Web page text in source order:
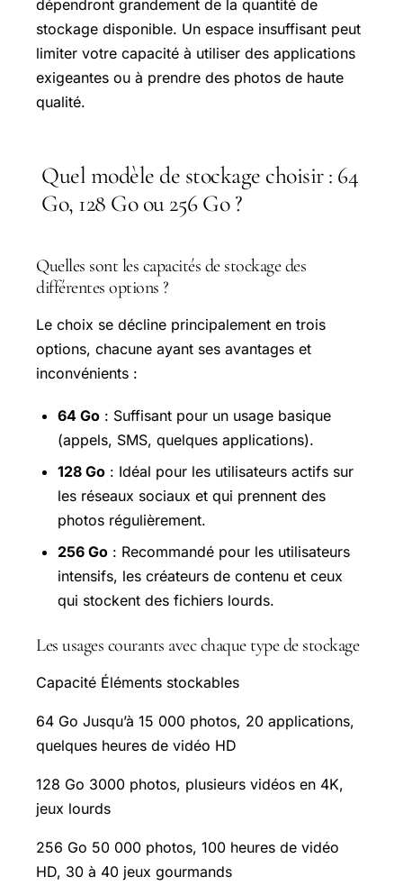
dépendront grandement de la quantité de
stockage disponible. Un espace insuffisant peut
limiter votre capacité à utiliser des applications
exigeantes ou à prendre des photos de haute
qualité.
Quel modèle de stockage choisir : 64
Go, 128 Go ou 256 Go ?
Quelles sont les capacités de stockage des
différentes options ?
Le choix se décline principalement en trois
options, chacune ayant ses avantages et
inconvénients :
64 Go : Suffisant pour un usage basique
(appels, SMS, quelques applications).
128 Go : Idéal pour les utilisateurs actifs sur
les réseaux sociaux et qui prennent des
photos régulièrement.
256 Go : Recommandé pour les utilisateurs
intensifs, les créateurs de contenu et ceux
qui stockent des fichiers lourds.
Les usages courants avec chaque type de stockage
Capacité Éléments stockables
64 Go Jusqu’à 15 000 photos, 20 applications,
quelques heures de vidéo HD
128 Go 3000 photos, plusieurs vidéos en 4K,
jeux lourds
256 Go 50 000 photos, 100 heures de vidéo
HD, 30 à 40 jeux gourmands